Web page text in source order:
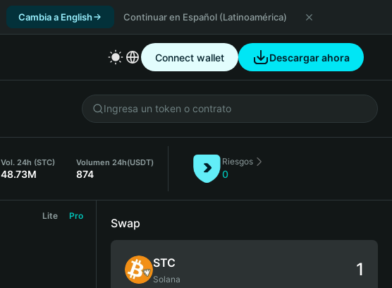
Cambia a English Continuar en Español (Latinoamérica)
Connect wallet Descargar ahora
Vol. 24h (STC)
48.73M
Volumen 24h(USDT)
874
Riesgos
0
Lite Pro
Swap
STC
Solana